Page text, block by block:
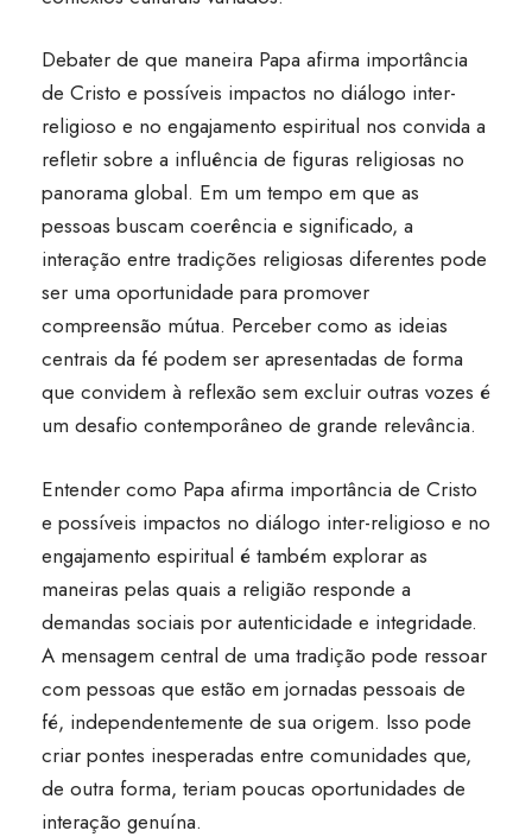
Debater de que maneira Papa afirma importância
de Cristo e possíveis impactos no diálogo inter-
religioso e no engajamento espiritual nos convida a
refletir sobre a influência de figuras religiosas no
panorama global. Em um tempo em que as
pessoas buscam coerência e significado, a
interação entre tradições religiosas diferentes pode
ser uma oportunidade para promover
compreensão mútua. Perceber como as ideias
centrais da fé podem ser apresentadas de forma
que convidem à reflexão sem excluir outras vozes é
um desafio contemporâneo de grande relevância.
Entender como Papa afirma importância de Cristo
e possíveis impactos no diálogo inter-religioso e no
engajamento espiritual é também explorar as
maneiras pelas quais a religião responde a
demandas sociais por autenticidade e integridade.
A mensagem central de uma tradição pode ressoar
com pessoas que estão em jornadas pessoais de
fé, independentemente de sua origem. Isso pode
criar pontes inesperadas entre comunidades que,
de outra forma, teriam poucas oportunidades de
interação genuína.